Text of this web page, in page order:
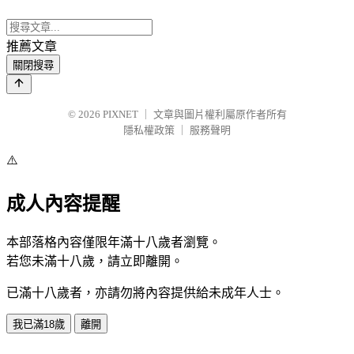
推薦文章
關閉搜尋
© 2026 PIXNET
文章與圖片權利屬原作者所有
隱私權政策
服務聲明
⚠️
成人內容提醒
本部落格內容僅限年滿十八歲者瀏覽。
若您未滿十八歲，請立即離開。
已滿十八歲者，亦請勿將內容提供給未成年人士。
我已滿18歲 離開